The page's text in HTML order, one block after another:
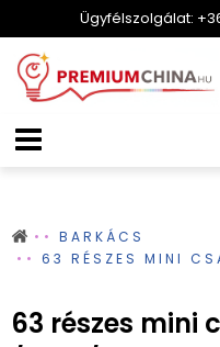
Ügyfélszolgálat:
BARKÁCS
63 RÉSZES MINI
63 részes mini